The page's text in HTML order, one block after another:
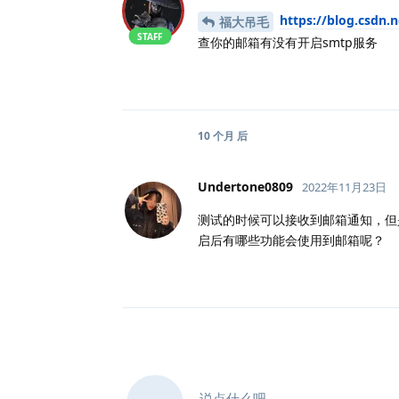
STAFF
福大吊毛 https://
查你的邮箱有没有开启smtp服务
10 个月 后
Undertone0809 2022年11月23日
测试的时候可以接收到邮箱通知，
启后有哪些功能会使用到邮箱呢？